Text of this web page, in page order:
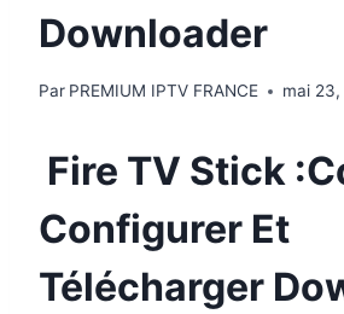
Downloader
Par PREMIUM IPTV FRANCE mai
Fire TV Stick
Configurer Et
Télécharger